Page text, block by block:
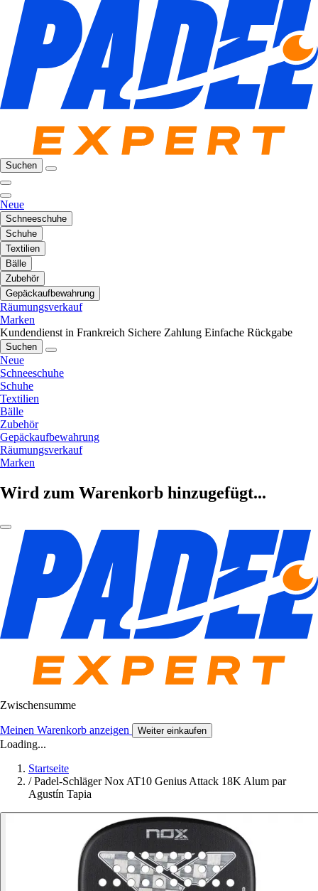
Suchen
Neue
Schneeschuhe
Schuhe
Textilien
Bälle
Zubehör
Gepäckaufbewahrung
Räumungsverkauf
Marken
Kundendienst in Frankreich Sichere Zahlung Einfache Rückgabe
Suchen
Neue
Schneeschuhe
Schuhe
Textilien
Bälle
Zubehör
Gepäckaufbewahrung
Räumungsverkauf
Marken
Wird zum Warenkorb hinzugefügt...
Zwischensumme
Meinen Warenkorb anzeigen Weiter einkaufen
Loading...
Startseite
/ Padel-Schläger Nox AT10 Genius Attack 18K Alum par
Agustín Tapia